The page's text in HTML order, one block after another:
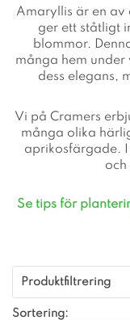
Amaryllis är en av
ger ett ståtligt
blommor.
många hem
dess elegans,
Vi på Cramers
många olika
aprikosfärgade.
och
Se tips för
Produktfiltrering
Sortering: